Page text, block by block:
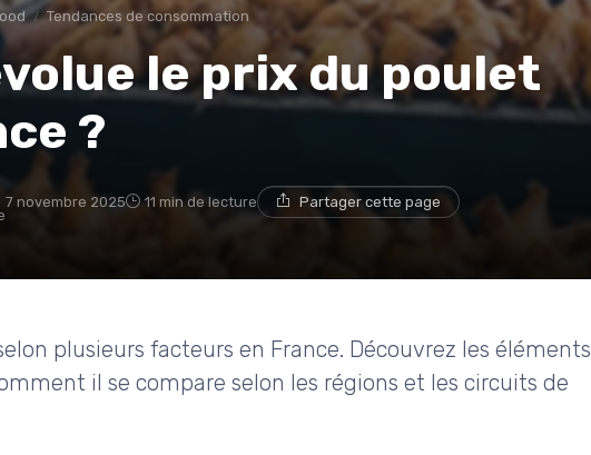
Tendances de consommation
le prix du poulet
?
7 novembre 2025 11 min de lecture Partager cette page
plusieurs facteurs en France. Découvrez les éléments
il se compare selon les régions et les circuits de